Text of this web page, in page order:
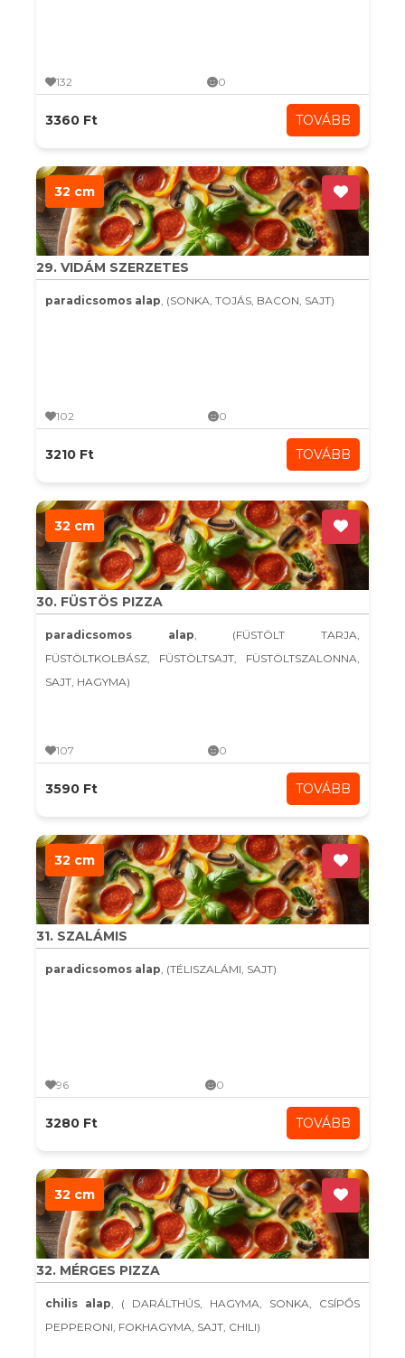
132 0
3360 Ft TOVÁBB
32 cm
29. VIDÁM SZERZETES
paradicsomos alap, (SONKA, TOJÁS, BACON, SAJT)
102 0
3210 Ft TOVÁBB
32 cm
30. FÜSTÖS PIZZA
paradicsomos alap, (FÜSTÖLT TARJA,
FÜSTÖLTKOLBÁSZ, FÜSTÖLTSAJT, FÜSTÖLTSZALONNA,
SAJT, HAGYMA)
107 0
3590 Ft TOVÁBB
32 cm
31. SZALÁMIS
paradicsomos alap, (TÉLISZALÁMI, SAJT)
96 0
3280 Ft TOVÁBB
32 cm
32. MÉRGES PIZZA
chilis alap, ( DARÁLTHÚS, HAGYMA, SONKA, CSÍPŐS
PEPPERONI, FOKHAGYMA, SAJT, CHILI)